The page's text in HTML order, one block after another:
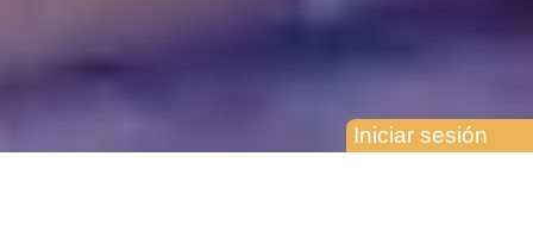
Iniciar sesión